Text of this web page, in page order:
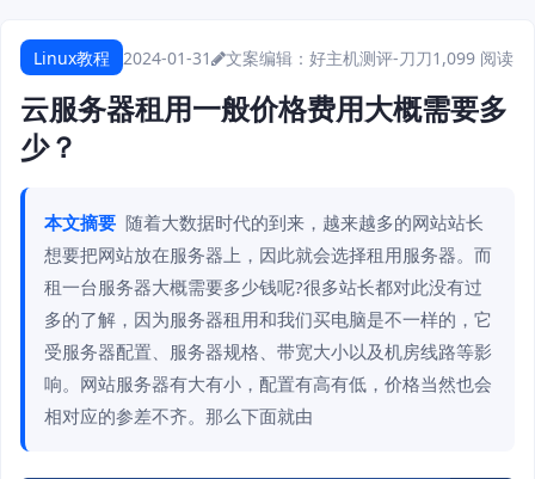
Linux教程 2024-01-31 文案编辑：好主机测评-刀刀1,099 阅读
云服务器租用一般价格费用大概需要多
少？
本文摘要 随着大数据时代的到来，越来越多的网站站长
想要把网站放在服务器上，因此就会选择租用服务器。而
租一台服务器大概需要多少钱呢?很多站长都对此没有过
多的了解，因为服务器租用和我们买电脑是不一样的，它
受服务器配置、服务器规格、带宽大小以及机房线路等影
响。网站服务器有大有小，配置有高有低，价格当然也会
相对应的参差不齐。那么下面就由